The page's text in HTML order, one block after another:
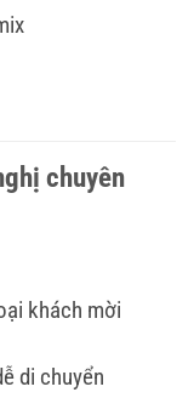
chuyên
khách mời
di chuyển